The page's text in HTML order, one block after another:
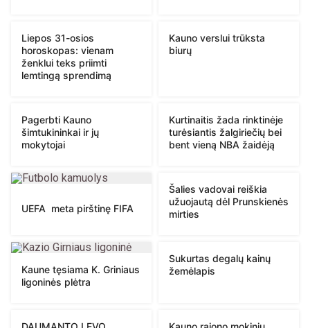
Liepos 31-osios
horoskopas: vienam
ženklui teks priimti
lemtingą sprendimą
Kauno verslui trūksta
biurų
Pagerbti Kauno
šimtukininkai ir jų
mokytojai
Kurtinaitis žada rinktinėje
turėsiantis žalgiriečių bei
bent vieną NBA žaidėją
UEFA meta pirštinę FIFA
Šalies vadovai reiškia
užuojautą dėl Prunskienės
mirties
Kaune tęsiama K. Griniaus
ligoninės plėtra
Sukurtas degalų kainų
žemėlapis